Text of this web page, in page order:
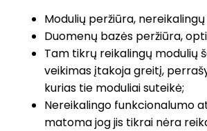
Modulių peržiūra, nereikalingų
Duomenų bazės peržiūra,
Tam tikrų reikalingų modulių
veikimas įtakoja greitį,
kurias tie moduliai suteikė;
Nereikalingo funkcionalumo
matoma jog jis tikrai nėra